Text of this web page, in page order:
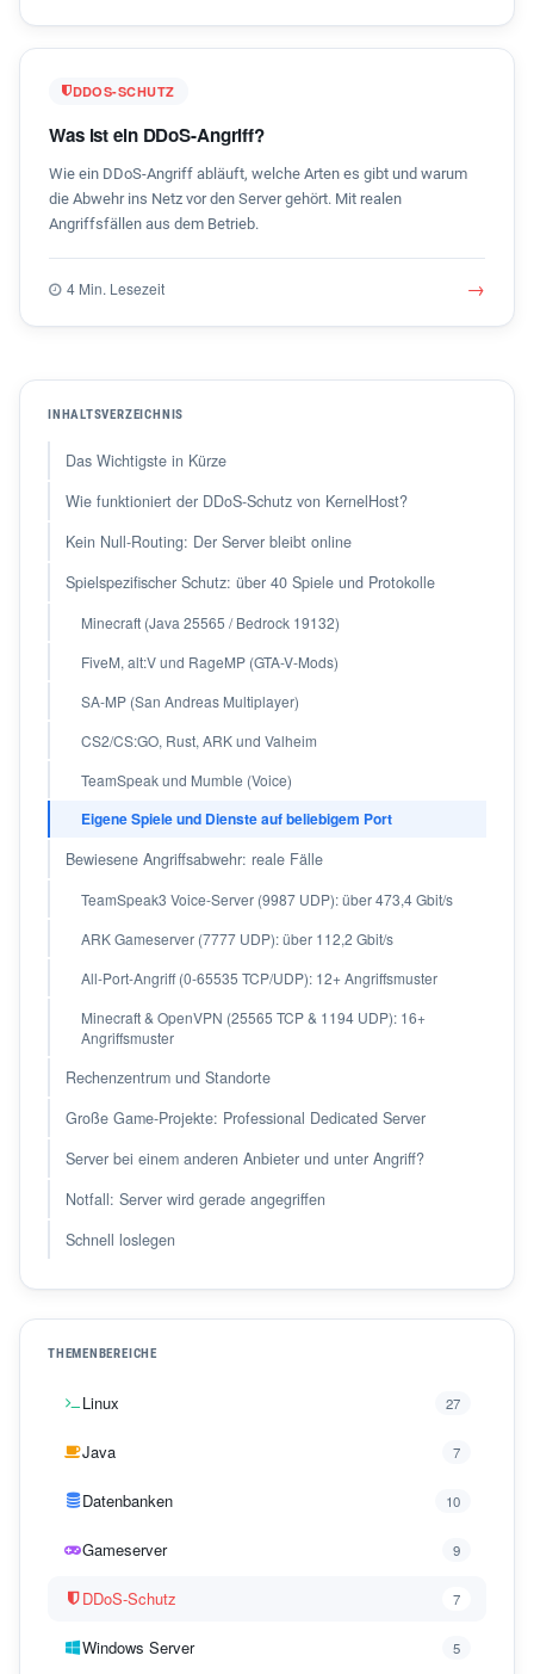
DDOS-SCHUTZ
Was ist ein DDoS-Angriff?
Wie ein DDoS-Angriff abläuft, welche Arten es gibt und warum
die Abwehr ins Netz vor den Server gehört. Mit realen
Angriffsfällen aus dem Betrieb.
4 Min. Lesezeit →
INHALTSVERZEICHNIS
Das Wichtigste in Kürze
Wie funktioniert der DDoS-Schutz von KernelHost?
Kein Null-Routing: Der Server bleibt online
Spielspezifischer Schutz: über 40 Spiele und Protokolle
Minecraft (Java 25565 / Bedrock 19132)
FiveM, alt:V und RageMP (GTA-V-Mods)
SA-MP (San Andreas Multiplayer)
CS2/CS:GO, Rust, ARK und Valheim
TeamSpeak und Mumble (Voice)
Eigene Spiele und Dienste auf beliebigem Port
Bewiesene Angriffsabwehr: reale Fälle
TeamSpeak3 Voice-Server (9987 UDP): über 473,4 Gbit/s
ARK Gameserver (7777 UDP): über 112,2 Gbit/s
All-Port-Angriff (0-65535 TCP/UDP): 12+ Angriffsmuster
Minecraft & OpenVPN (25565 TCP & 1194 UDP): 16+
Angriffsmuster
Rechenzentrum und Standorte
Große Game-Projekte: Professional Dedicated Server
Server bei einem anderen Anbieter und unter Angriff?
Notfall: Server wird gerade angegriffen
Schnell loslegen
THEMENBEREICHE
Linux 27
Java 7
Datenbanken 10
Gameserver 9
DDoS-Schutz 7
Windows Server 5